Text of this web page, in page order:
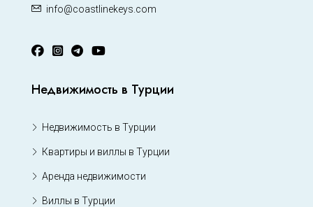
info@coastlinekeys.com
Недвижимость в Турции
Недвижимость в Турции
Квартиры и виллы в Турции
Аренда недвижимости
Виллы в Турции